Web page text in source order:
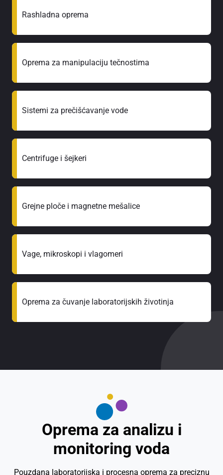
Rashladna oprema
Oprema za manipulaciju tečnostima
Sistemi za prečišćavanje vode
Centrifuge i šejkeri
Grejne ploče i magnetne mešalice
Vage, mikroskopi i vlagomeri
Oprema za čuvanje laboratorijskih životinja
Oprema za analizu i
monitoring voda
Pouzdana laboratorijska i procesna oprema za preciznu